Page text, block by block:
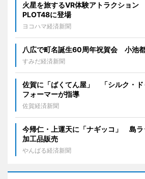
火星を旅するVR体験アトラクショ
PLOT48に登場
ヨコハマ経済新聞
八広で町名誕生60周年祝賀会 小池
すみだ経済新聞
佐賀に「ばくてん屋」 「シルク・ド
フォーマーが指導
佐賀経済新聞
今帰仁・上運天に「ナギッコ」 島ラ
加工品販売
やんばる経済新聞